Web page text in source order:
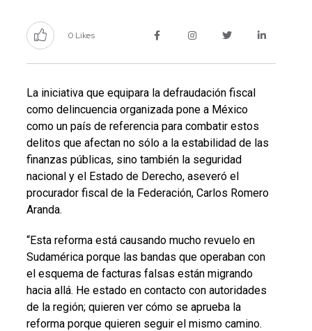
0 Likes
La iniciativa que equipara la defraudación fiscal
como delincuencia organizada pone a México
como un país de referencia para combatir estos
delitos que afectan no sólo a la estabilidad de las
finanzas públicas, sino también la seguridad
nacional y el Estado de Derecho, aseveró el
procurador fiscal de la Federación, Carlos Romero
Aranda.
“Esta reforma está causando mucho revuelo en
Sudamérica porque las bandas que operaban con
el esquema de facturas falsas están migrando
hacia allá. He estado en contacto con autoridades
de la región; quieren ver cómo se aprueba la
reforma porque quieren seguir el mismo camino.